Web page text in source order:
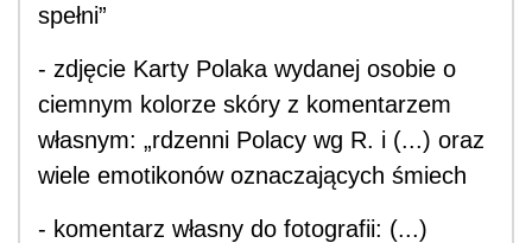
spełni”
- zdjęcie Karty Polaka wydanej osobie o
ciemnym kolorze skóry z komentarzem
własnym: „rdzenni Polacy wg R. i (...) oraz
wiele emotikonów oznaczających śmiech
- komentarz własny do fotografii: (...)